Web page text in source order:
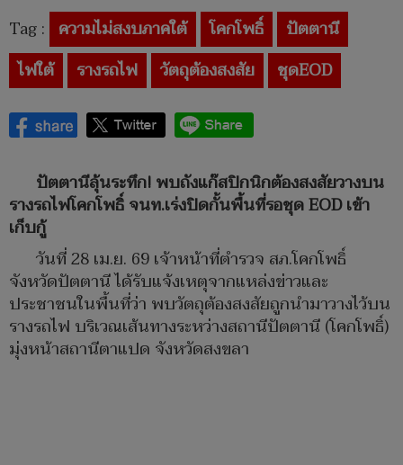
Tag : ความไม่สงบภาคใต้ โคกโพธิ์
ปัตตานี
ไฟใต้
รางรถไฟ วัตถุต้องสงสัย ชุดEOD
ปัตตานีลุ้นระทึก! พบถังแก๊สปิกนิกต้องสงสัยวางบน
รางรถไฟโคกโพธิ์ จนท.เร่งปิดกั้นพื้นที่รอชุด EOD เข้า
เก็บกู้
วันที่ 28 เม.ย. 69 เจ้าหน้าที่ตำรวจ สภ.โคกโพธิ์
จังหวัดปัตตานี ได้รับแจ้งเหตุจากแหล่งข่าวและ
ประชาชนในพื้นที่ว่า พบวัตถุต้องสงสัยถูกนำมาวางไว้บน
รางรถไฟ บริเวณเส้นทางระหว่างสถานีปัตตานี (โคกโพธิ์)
มุ่งหน้าสถานีตาแปด จังหวัดสงขลา